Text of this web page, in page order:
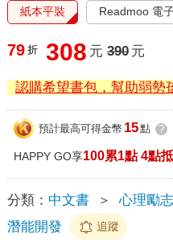
紙本平裝 Readmoo 電
79 折 308 元 390 元
認購希望書包，幫助弱勢
預計最高可得金幣 15點 ?
HAPPY GO享100累1點 4點
分類： 中文書 ＞ 心理勵志
潛能開發
追蹤